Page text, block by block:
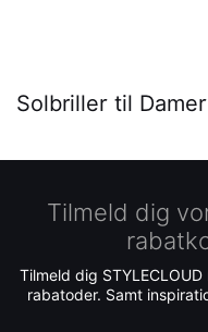
Solbriller til Damer
Tilmeld dig
Tilmeld dig
rabatoder. Samt